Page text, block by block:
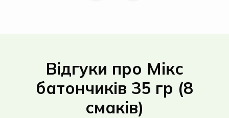
Відгуки про Мікс
батончиків 35 гр (8
смаків)